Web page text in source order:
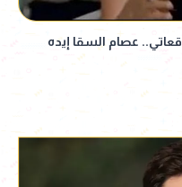
عصام السقا إيده